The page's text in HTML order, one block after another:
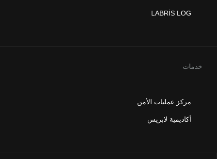
LABRİS LOG
خدمات
مركز عمليات الأمن
أكاديمية لابريس